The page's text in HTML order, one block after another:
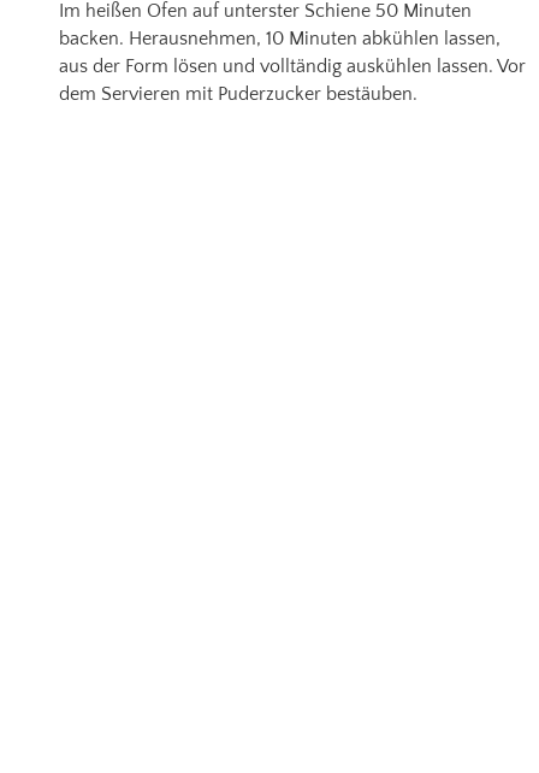
Im heißen Ofen auf unterster Schiene 50 Minuten
backen. Herausnehmen, 10 Minuten abkühlen lassen,
aus der Form lösen und volltändig auskühlen lassen. Vor
dem Servieren mit Puderzucker bestäuben.